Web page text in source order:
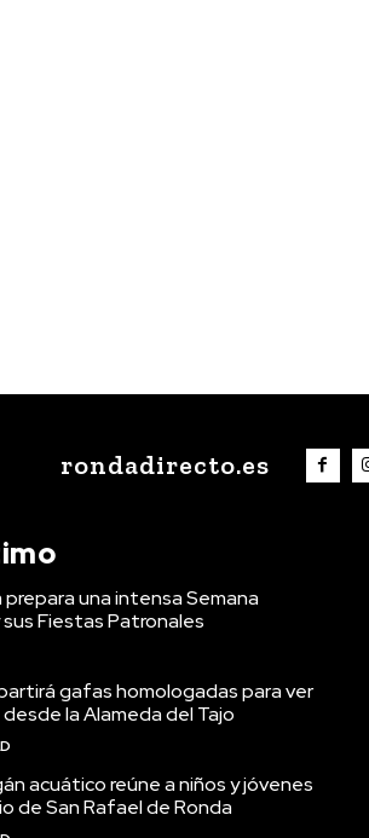
rondadirecto.es
prepara una intensa Semana
Fiestas Patronales
gafas homologadas para ver
la Alameda del Tajo
acuático reúne a niños y jóvenes
de San Rafael de Ronda